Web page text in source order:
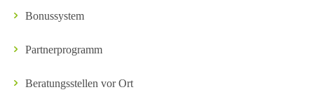
Bonussystem
Partnerprogramm
Beratungsstellen vor Ort